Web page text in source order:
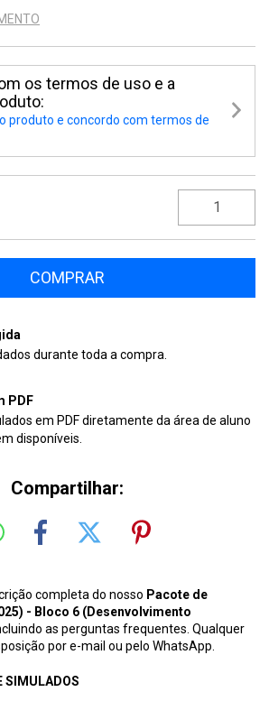
os termos de uso e a
produto e concordo com termos de
durante toda a compra.
PDF
em PDF diretamente da área de aluno
disponíveis.
Compartilhar:
completa do nosso Pacote de
- Bloco 6 (Desenvolvimento
as perguntas frequentes. Qualquer
por e-mail ou pelo WhatsApp.
SIMULADOS